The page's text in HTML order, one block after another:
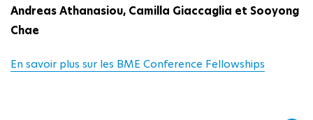
Andreas Athanasiou, Camilla Giaccaglia et Sooyong
Chae
En savoir plus sur les BME Conference Fellowships